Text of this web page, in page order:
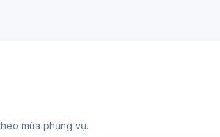
mùa phụng vụ.